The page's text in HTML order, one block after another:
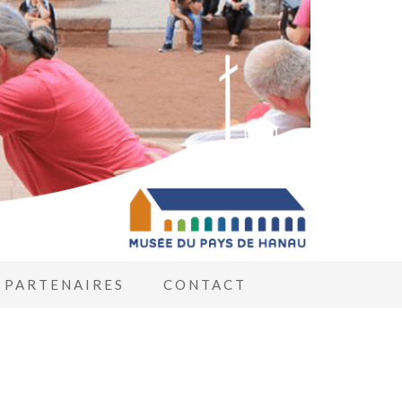
PARTENAIRES CONTACT